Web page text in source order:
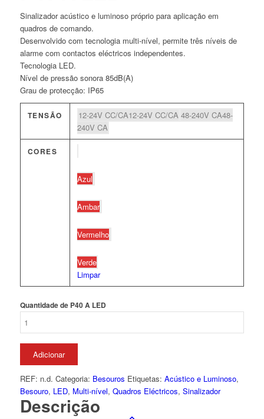
Sinalizador acústico e luminoso próprio para aplicação em
quadros de comando.
Desenvolvido com tecnologia multi-nível, permite três níveis de
alarme com contactos eléctricos independentes.
Tecnologia LED.
Nível de pressão sonora 85dB(A)
Grau de protecção: IP65
TENSÃO 12-24V CC/CA12-24V CC/CA 48-240V CA48-
240V CA
CORES
Azul
Ambar
Vermelho
Verde
Limpar
Quantidade de P40 A LED
Adicionar
REF: n.d. Categoria: Besouros Etiquetas: Acústico e Luminoso,
Besouro, LED, Multi-nível, Quadros Eléctricos, Sinalizador
Descrição